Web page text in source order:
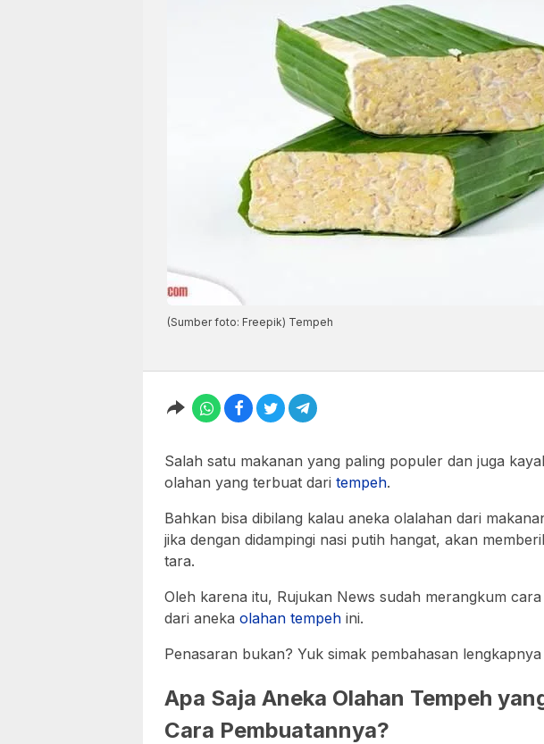
(Sumber foto: Freepik) Tempeh
Salah satu makanan yang paling populer dan juga
olahan yang terbuat dari tempeh.
Bahkan bisa dibilang kalau aneka olalahan dari
jika dengan didampingi nasi putih hangat, akan
tara.
Oleh karena itu, Rujukan News sudah merangkum
dari aneka olahan tempeh ini.
Penasaran bukan? Yuk simak pembahasan
Apa Saja Aneka Olahan Tempeh
Cara Pembuatannya?